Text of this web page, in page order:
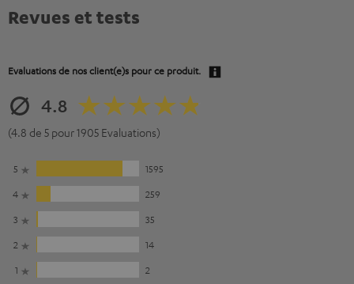
Revues et tests
Evaluations de nos client(e)s pour ce produit.
4.8
(4.8 de 5 pour 1905 Evaluations)
5
1595
4
259
3
35
2
14
1
2